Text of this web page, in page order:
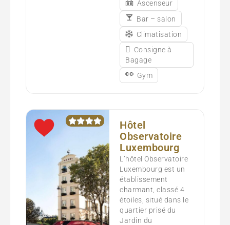
Ascenseur
Bar – salon
Climatisation
Consigne à
Bagage
Gym
Hôtel
Observatoire
Luxembourg
L’hôtel Observatoire
Luxembourg est un
établissement
charmant, classé 4
étoiles, situé dans le
quartier prisé du
Jardin du